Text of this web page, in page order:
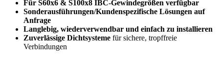
Für S60x6 & S100x8 IBC-Gewindegrößen verfügbar
Sonderausführungen/Kundenspezifische Lösungen auf
Anfrage
Langlebig, wiederverwendbar und einfach zu installieren
Zuverlässige Dichtsysteme für sichere, tropffreie
Verbindungen